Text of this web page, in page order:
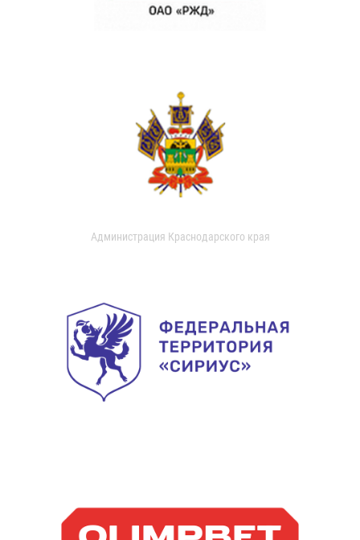
Администрация Краснодарского края